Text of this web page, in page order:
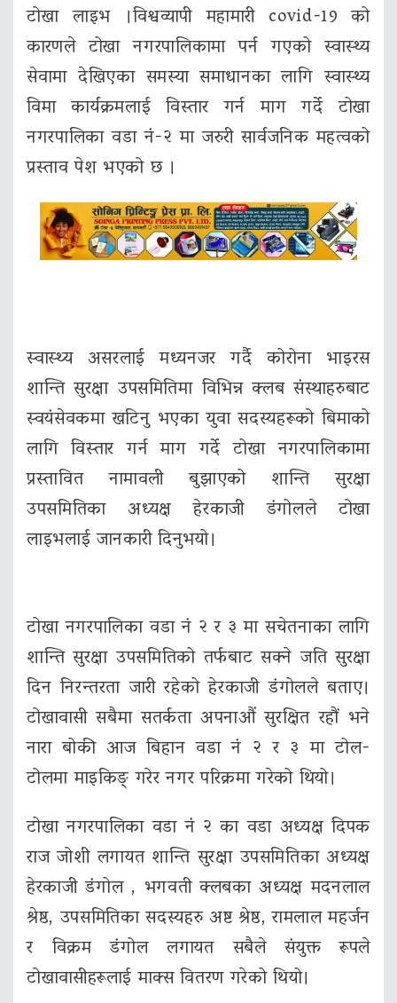
टोखा लाइभ ।विश्वव्यापी महामारी covid-19 को
कारणले टोखा नगरपालिकामा पर्न गएको स्वास्थ्य
सेवामा देखिएका समस्या समाधानका लागि स्वास्थ्य
विमा कार्यक्रमलाई विस्तार गर्न माग गर्दे टोखा
नगरपालिका वडा नं-२ मा जरुरी सार्वजनिक महत्वको
प्रस्ताव पेश भएको छ ।
स्वास्थ्य असरलाई मध्यनजर गर्दै कोरोना भाइरस
शान्ति सुरक्षा उपसमितिमा विभिन्न क्लब संस्थाहरुबाट
स्वयंसेवकमा खटिनु भएका युवा सदस्यहरूको बिमाको
लागि विस्तार गर्न माग गर्दे टोखा नगरपालिकामा
प्रस्तावित नामावली बुझाएको शान्ति सुरक्षा
उपसमितिका अध्यक्ष हेरकाजी डंगोलले टोखा
लाइभलाई जानकारी दिनुभयो।
टोखा नगरपालिका वडा नं २ र ३ मा सचेतनाका लागि
शान्ति सुरक्षा उपसमितिको तर्फबाट सक्ने जति सुरक्षा
दिन निरन्तरता जारी रहेको हेरकाजी डंगोलले बताए।
टोखावासी सबैमा सतर्कता अपनाऔं सुरक्षित रहौं भने
नारा बोकी आज बिहान वडा नं २ र ३ मा टोल-
टोलमा माइकिङ् गरेर नगर परिक्रमा गरेको थियो।
टोखा नगरपालिका वडा नं २ का वडा अध्यक्ष दिपक
राज जोशी लगायत शान्ति सुरक्षा उपसमितिका अध्यक्ष
हेरकाजी डंगोल , भगवती क्लबका अध्यक्ष मदनलाल
श्रेष्ठ, उपसमितिका सदस्यहरु अष्ट श्रेष्ठ, रामलाल महर्जन
र विक्रम डंगोल लगायत सबैले संयुक्त रूपले
टोखावासीहरूलाई माक्स वितरण गरेको थियो।